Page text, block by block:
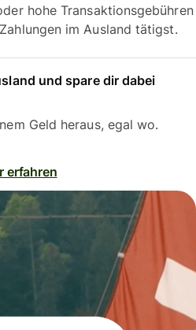
hohe Transaktionsgebühren
im Ausland tätigst.
und spare dir dabei
Geld heraus, egal wo.
erfahren